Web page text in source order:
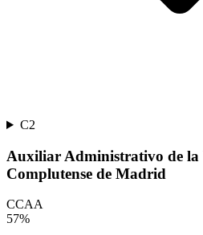
C2
Auxiliar Administrativo de la
Complutense de Madrid
CCAA
57%